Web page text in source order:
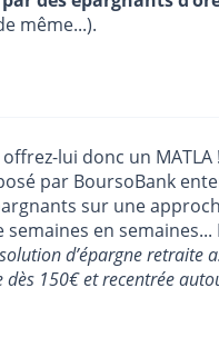
même...).
lui donc un
par BoursoBank
sur une
en
d’épargne
150€ et recentrée